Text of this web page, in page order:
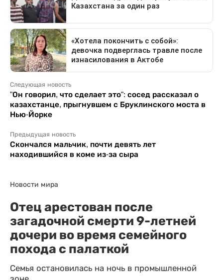
Следующая новость
"Он говорил, что сделает это": сосед рассказал о
казахстанце, прыгнувшем с Бруклинского моста в
Нью-Йорке
Предыдущая новость
Скончался мальчик, почти девять лет
находившийся в коме из-за сыра
Новости мира
Отец арестован после
загадочной смерти 9-летней
дочери во время семейного
похода с палаткой
Семья остановилась на ночь в промышленной